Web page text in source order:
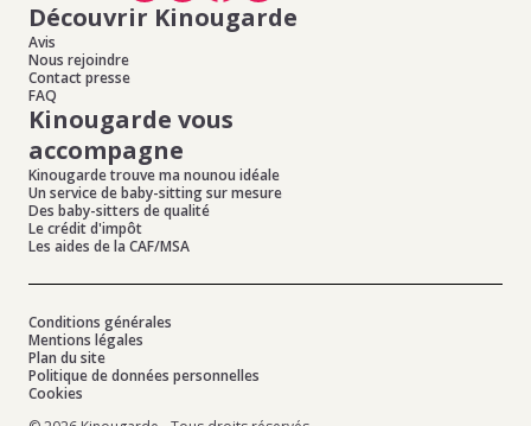
Découvrir Kinougarde
Avis
Nous rejoindre
Contact presse
FAQ
Kinougarde vous
accompagne
Kinougarde trouve ma nounou idéale
Un service de baby-sitting sur mesure
Des baby-sitters de qualité
Le crédit d'impôt
Les aides de la CAF/MSA
Conditions générales
Mentions légales
Plan du site
Politique de données personnelles
Cookies